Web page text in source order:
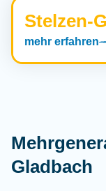
Stelzen-
mehr erfahren
Gladbach